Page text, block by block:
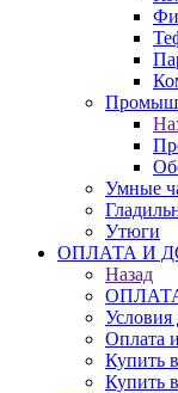
Умные
Утюги
ОПЛАТА И
Назад
Условия
Оплата
Купить
Купить